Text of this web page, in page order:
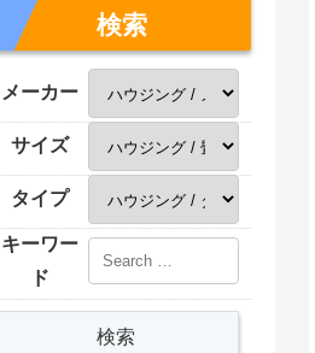
検索
メーカー
サイズ
タイプ
キーワー
ド